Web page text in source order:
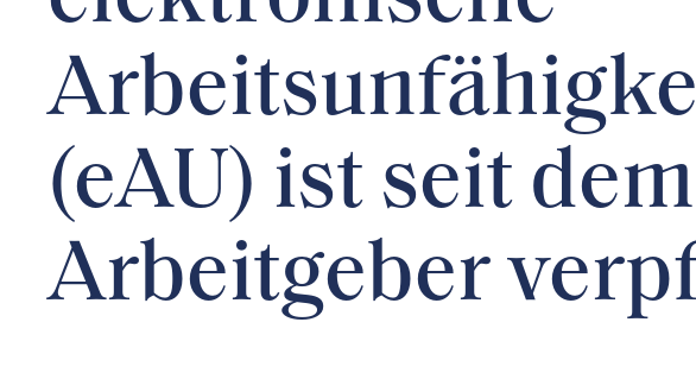
(eAU) ist seit
Arbeitgeber